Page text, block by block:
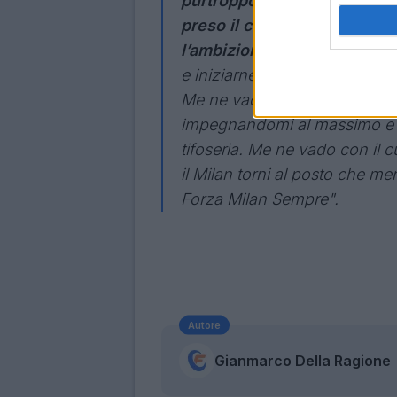
preso il club e alcune
l’ambizione che mi hanno
e iniziarne un altro, diverso,
Me ne vado a testa alta,
impegnandomi al massimo
tifoseria. Me ne vado con il
il Milan torni al posto che
Forza Milan Sempre".
Autore
Gianmarco Della Ragione